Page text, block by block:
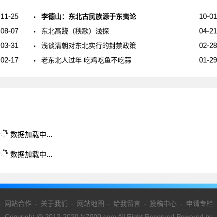
25 10-01
李德山：东北古民族源于东夷论
07 04-21
东北高跷（秧歌）浅探
31 02-28
浅谈清朝对东北实行的封禁政策
17 01-29
老东北人过年 吃鸡吃鱼不吃蒜
数据加载中...
数据加载中...
网站合作- 关于我们 - 网站地图 - 给我留言 - 投稿中心- 申请专栏